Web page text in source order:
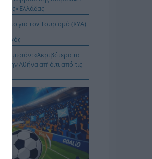
Ελλάδας
για τον Τουρισμό (ΚΥΑ)
Κομισιόν: «Ακριβότερα τα
στην Αθήνα απ’ ό,τι από τις